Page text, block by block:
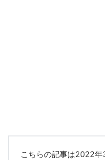
こちらの記事は2022年